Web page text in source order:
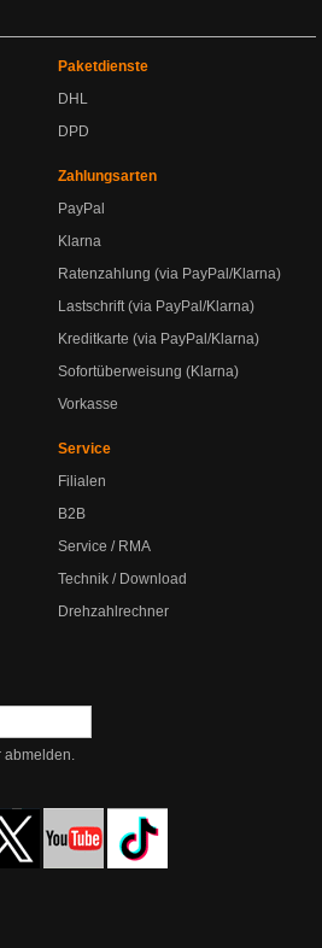
Paketdienste
DHL
DPD
Zahlungsarten
PayPal
Klarna
Ratenzahlung (via PayPal/Klarna)
Lastschrift (via PayPal/Klarna)
Kreditkarte (via PayPal/Klarna)
Sofortüberweisung (Klarna)
Vorkasse
Service
Filialen
B2B
Service / RMA
Technik / Download
Drehzahlrechner
abmelden.